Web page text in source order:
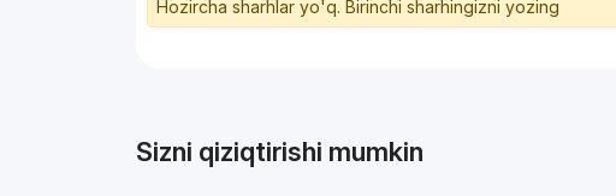
Hozircha sharhlar yo'q. Birinchi sharhingizni yozing
Sizni qiziqtirishi mumkin